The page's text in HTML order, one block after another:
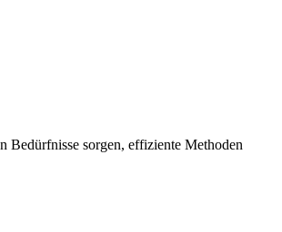
Bedürfnisse sorgen, effiziente Methoden